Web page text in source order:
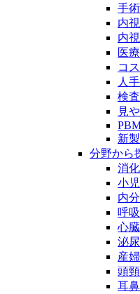
手
内
内
医
コ
人
検
見
新
分野から
消
小
内
呼
心
泌
産
頭
耳